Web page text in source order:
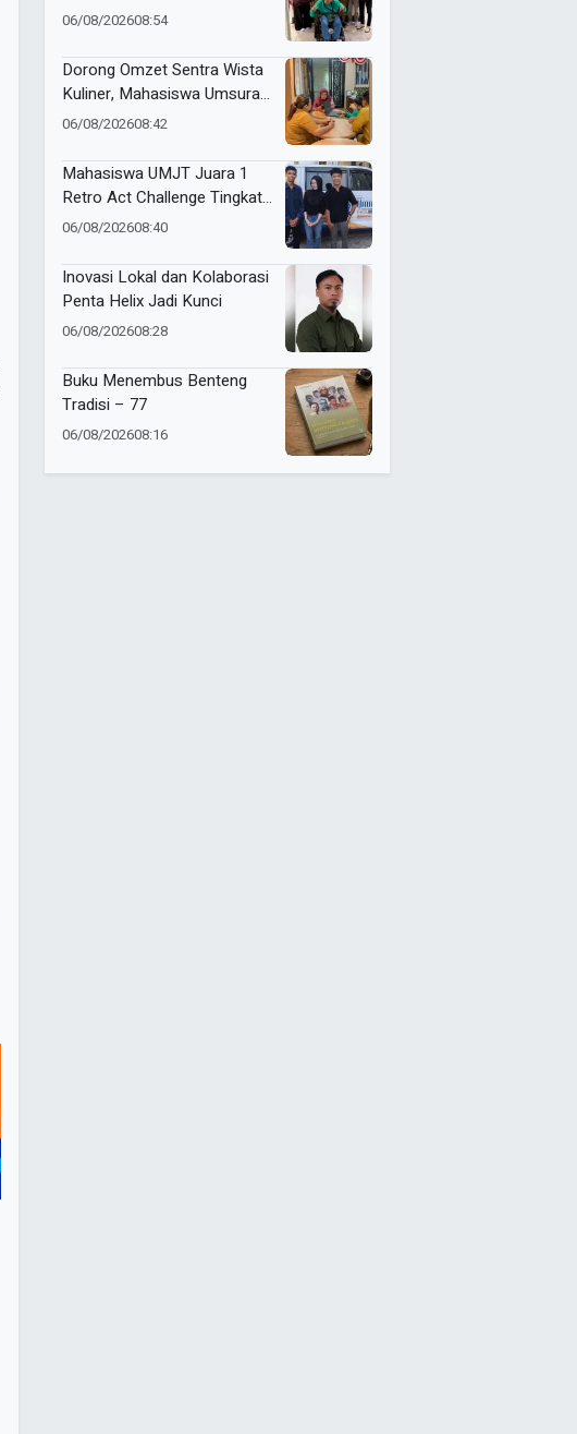
Kevin Serahkan Karya ke
06/08/202608:54
Dorong Omzet Sentra Wista
Kuliner, Mahasiswa Umsura
Luncurkan Si-Porwa
06/08/202608:42
Mahasiswa UMJT Juara 1
Retro Act Challenge Tingkat
Jawa Timur
06/08/202608:40
Inovasi Lokal dan Kolaborasi
Penta Helix Jadi Kunci
06/08/202608:28
Buku Menembus Benteng
Tradisi – 77
06/08/202608:16